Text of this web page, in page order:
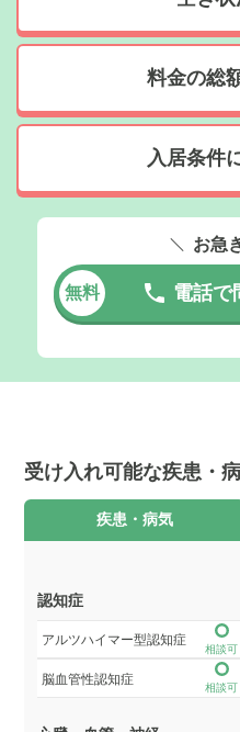
料金の総
入居条件
お急
無料 電話で
受け入れ可能な疾患・
疾患・病気
認知症
アルツハイマー型認知症
相談可
脳血管性認知症
相談可